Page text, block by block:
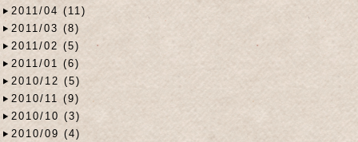
2011/04 (11)
2011/03 (8)
2011/02 (5)
2011/01 (6)
2010/12 (5)
2010/11 (9)
2010/10 (3)
2010/09 (4)